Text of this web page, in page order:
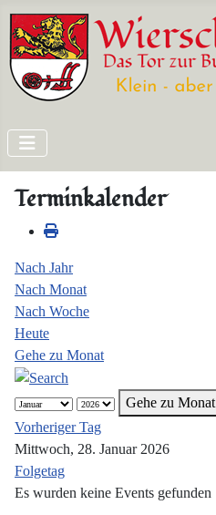
Terminkalender
Nach Jahr
Nach Monat
Nach Woche
Heute
Gehe zu Monat
Gehe zu Monat
Vorheriger Tag
Mittwoch, 28. Januar 2026
Folgetag
Es wurden keine Events gefunden